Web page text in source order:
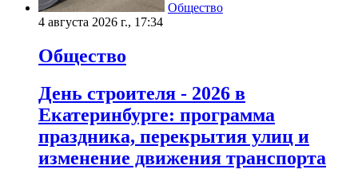
Общество
4 августа 2026 г., 17:34
Общество
День строителя - 2026 в
Екатеринбурге: программа
праздника, перекрытия улиц и
изменение движения транспорта